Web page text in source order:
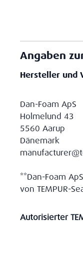
Angaben
Hersteller und
Dan-Foam ApS
Holmelund 43
5560 Aarup
Dänemark
**Dan-Foam
von TEMPUR-
Autorisierter